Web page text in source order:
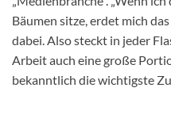
Bäumen sitze, erdet mich
dabei. Also steckt in jeder
Arbeit auch eine große
bekanntlich die wichtigste